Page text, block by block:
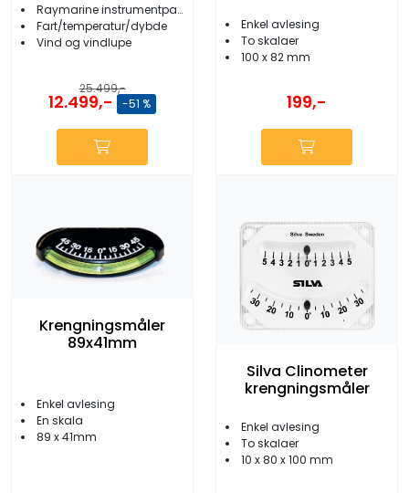
Raymarine instrumentpakke med givere
Fart/temperatur/dybde
Vind og vindlupe
25.499,-
12.499,- -51 %
Enkel avlesing
To skalaer
100 x 82 mm
199,-
Krengningsmåler
89x41mm
Enkel avlesing
En skala
89 x 41mm
Silva Clinometer
krengningsmåler
Enkel avlesing
To skalaer
10 x 80 x 100 mm